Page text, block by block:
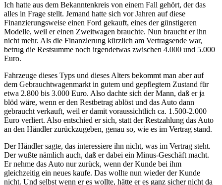
Ich hatte aus dem Bekanntenkreis von einem Fall gehört, der das
alles in Frage stellt. Jemand hatte sich vor Jahren auf diese
Finanzierungsweise einen Ford gekauft, eines der günstigeren
Modelle, weil er einen Zweitwagen brauchte. Nun braucht er ihn
nicht mehr. Als die Finanzierung kürzlich am Vertragsende war,
betrug die Restsumme noch irgendetwas zwischen 4.000 und 5.000
Euro.
Fahrzeuge dieses Typs und dieses Alters bekommt man aber auf
dem Gebrauchtwagenmarkt in gutem und gepflegtem Zustand für
etwa 2.800 bis 3.000 Euro. Also dachte sich der Mann, daß er ja
blöd wäre, wenn er den Restbetrag ablöst und das Auto dann
gebraucht verkauft, weil er damit voraussichtlich ca. 1.500-2.000
Euro verliert. Also entschied er sich, statt der Restzahlung das Auto
an den Händler zurückzugeben, genau so, wie es im Vertrag stand.
Der Händler sagte, das interessiere ihn nicht, was im Vertrag steht.
Der wußte nämlich auch, daß er dabei ein Minus-Geschäft macht.
Er nehme das Auto nur zurück, wenn der Kunde bei ihm
gleichzeitig ein neues kaufe. Das wollte nun wieder der Kunde
nicht. Und selbst wenn er es wollte, hätte er es ganz sicher nicht da